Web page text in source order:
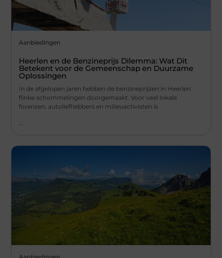
Aanbiedingen
Heerlen en de Benzineprijs Dilemma: Wat Dit
Betekent voor de Gemeenschap en Duurzame
Oplossingen
In de afgelopen jaren hebben de benzineprijzen in Heerlen
flinke schommelingen doorgemaakt. Voor veel lokale
forenzen, autoliefhebbers en milieuactivisten is